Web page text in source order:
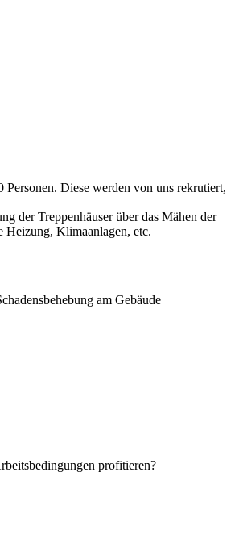
Diese werden von uns rekrutiert,
der Treppenhäuser über das Mähen der
Heizung, Klimaanlagen, etc.
am Gebäude
profitieren?